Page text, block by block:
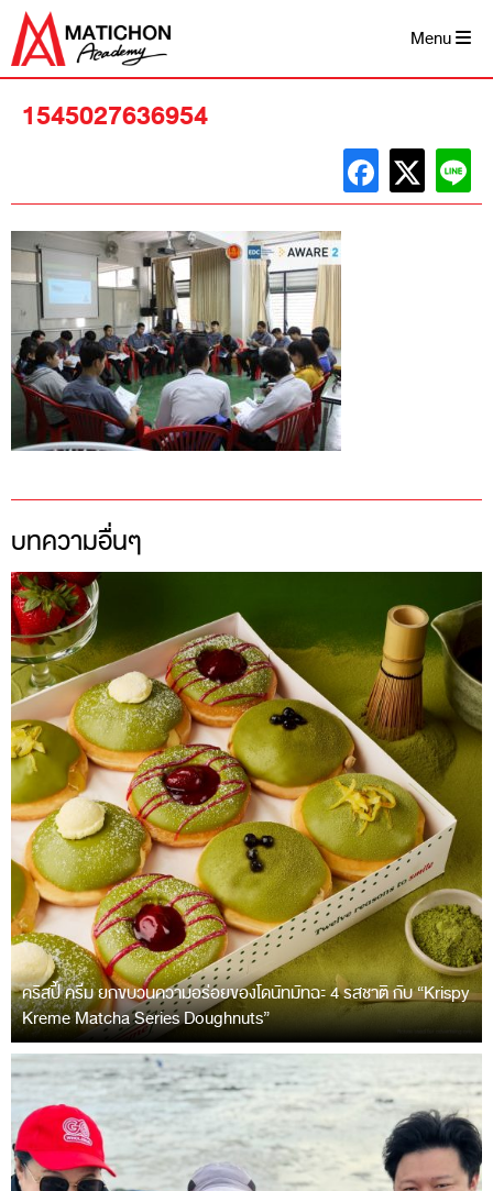
Skip
content
Menu
1545027636954
บทความอื่นๆ
คริสปี้ ครีม ยกขบวนความอร่อยของโดนัทมัทฉะ 4 รสชาติ กับ “Krispy
Kreme Matcha Series Doughnuts”